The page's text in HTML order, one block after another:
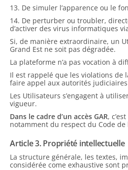
13. De simuler l’apparence ou le
14. De perturber ou troubler,
d’activer des virus informatiques
Si, de manière extraordinaire, un
Grand Est ne soit pas dégradée.
La plateforme n’a pas vocation à
Il est rappelé que les violations de
faire appel aux autorités
Les Utilisateurs s’engagent à
vigueur.
Dans le cadre d’un accès GAR,
notamment du respect du Code
Article 3. Propriété intellectuelle
La structure générale, les textes,
considérée come exhaustive sont